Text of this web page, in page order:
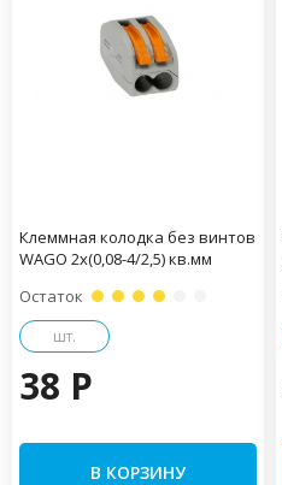
Клеммная колодка без винтов
WAGO 2х(0,08-4/2,5) кв.мм
Остаток
шт.
38 P
В КОРЗИНУ